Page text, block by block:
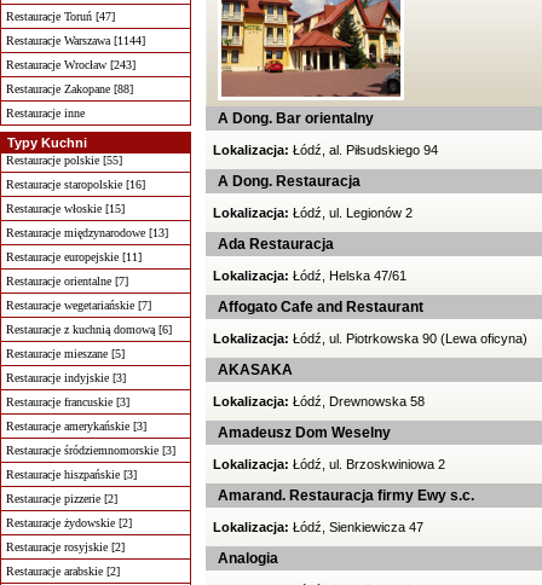
Restauracje Toruń [47]
Restauracje Warszawa [1144]
Restauracje Wrocław [243]
Restauracje Zakopane [88]
Restauracje inne
Typy Kuchni
Restauracje polskie [55]
Restauracje staropolskie [16]
Restauracje włoskie [15]
Restauracje międzynarodowe [13]
Restauracje europejskie [11]
Restauracje orientalne [7]
Restauracje wegetariańskie [7]
Restauracje z kuchnią domową [6]
Restauracje mieszane [5]
Restauracje indyjskie [3]
Restauracje francuskie [3]
Restauracje amerykańskie [3]
Restauracje śródziemnomorskie [3]
Restauracje hiszpańskie [3]
Restauracje pizzerie [2]
Restauracje żydowskie [2]
Restauracje rosyjskie [2]
Restauracje arabskie [2]
A Dong. Bar orientalny
Lokalizacja: Łódź, al. Piłsudskiego 94
A Dong. Restauracja
Lokalizacja: Łódź, ul. Legionów 2
Ada Restauracja
Lokalizacja: Łódź, Helska 47/61
Affogato Cafe and Restaurant
Lokalizacja: Łódź, ul. Piotrkowska 90 (Lewa oficyna)
AKASAKA
Lokalizacja: Łódź, Drewnowska 58
Amadeusz Dom Weselny
Lokalizacja: Łódź, ul. Brzoskwiniowa 2
Amarand. Restauracja firmy Ewy s.c.
Lokalizacja: Łódź, Sienkiewicza 47
Analogia